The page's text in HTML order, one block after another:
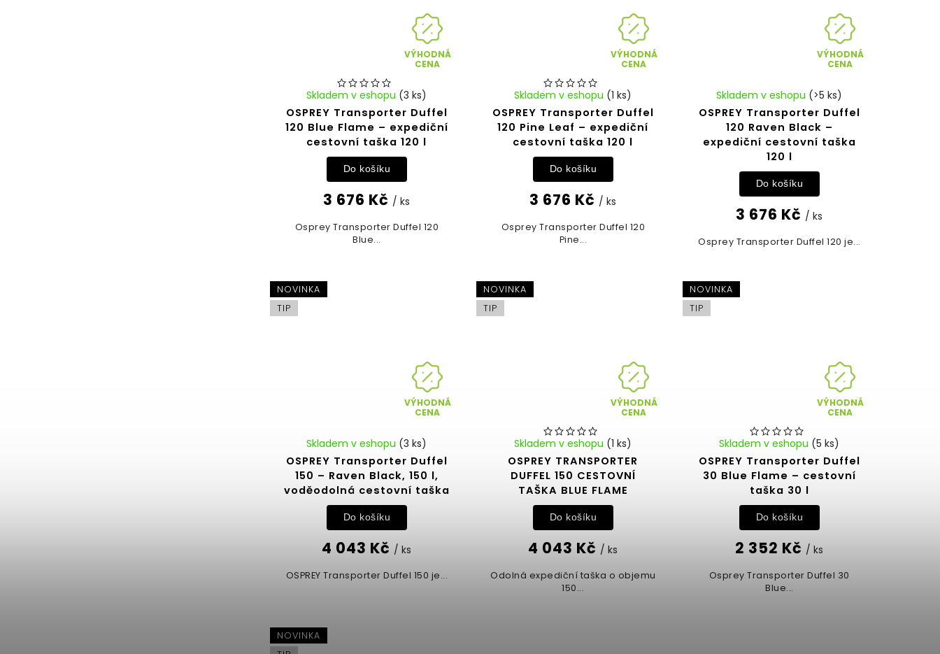
VÝHODNÁ
CENA
OSPREY Transporter Duffel
120 Blue Flame – expediční
cestovní taška 120 l
Skladem v eshopu (3 ks)
3 676 Kč / ks
Do košíku
Osprey Transporter Duffel 120
Blue...
VÝHODNÁ
CENA
OSPREY Transporter Duffel
120 Pine Leaf – expediční
cestovní taška 120 l
Skladem v eshopu (1 ks)
3 676 Kč / ks
Do košíku
Osprey Transporter Duffel 120
Pine...
VÝHODNÁ
CENA
OSPREY Transporter Duffel
120 Raven Black –
expediční cestovní taška
120 l
Skladem v eshopu (>5 ks)
3 676 Kč / ks
Do košíku
Osprey Transporter Duffel 120 je...
NOVINKA
TIP
VÝHODNÁ
CENA
OSPREY Transporter Duffel
150 – Raven Black, 150 l,
voděodolná cestovní taška
Skladem v eshopu (3 ks)
4 043 Kč / ks
Do košíku
OSPREY Transporter Duffel 150 je...
NOVINKA
TIP
VÝHODNÁ
CENA
OSPREY TRANSPORTER
DUFFEL 150 CESTOVNÍ
TAŠKA BLUE FLAME
Skladem v eshopu (1 ks)
4 043 Kč / ks
Do košíku
Odolná expediční taška o objemu
150...
NOVINKA
TIP
VÝHODNÁ
CENA
OSPREY Transporter Duffel
30 Blue Flame – cestovní
taška 30 l
Skladem v eshopu (5 ks)
2 352 Kč / ks
Do košíku
Osprey Transporter Duffel 30
Blue...
NOVINKA